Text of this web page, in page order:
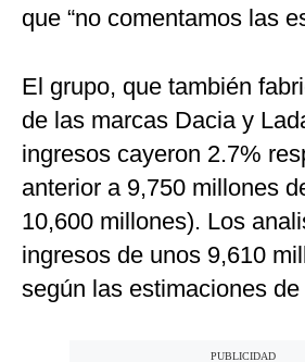
que “no comentamos las
El grupo, que también
de las marcas Dacia y
ingresos cayeron 2.7%
anterior a 9,750 millones
10,600 millones). Los
ingresos de unos 9,610
según las estimaciones de